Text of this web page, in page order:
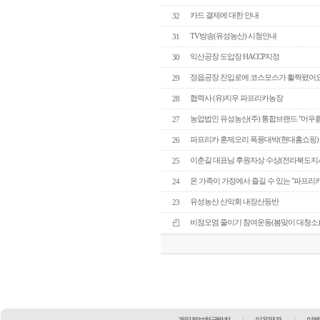
32 카드 결제에 대한 안내
31 TV방송(유성농산) 시청안내
30 익산공장 도압장 HACCP지정
29 정읍공장 진입로에 코스모스가 활짝폈어
28 협력사 (유)지우 파프리카농장
27 농업법인 유성농산(주) 통합브랜드 "어우
26 파프리카 훈제오리 폭풍대박(현대홈쇼핑)
25 이춘길 대표님 후원자상 수상(전라북도
24 온 가족이 가정에서 즐길 수 있는 "파프리
23 유성농산 산악회 내장산등반
비점오염 줄이기 참여운동(봄맞이 대청소